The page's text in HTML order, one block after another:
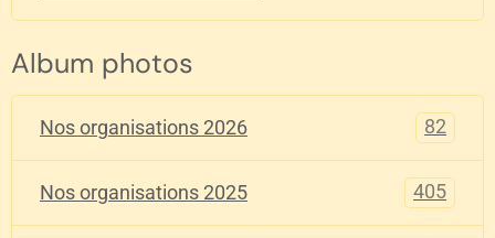
Album photos
Nos organisations 2026 82
Nos organisations 2025 405